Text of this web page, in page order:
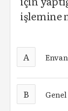
işlemine
A
B